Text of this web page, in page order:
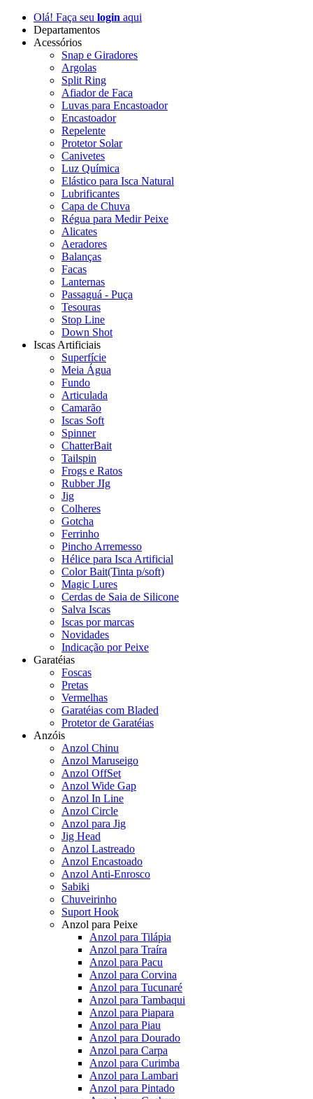
Olá! Faça seu login aqui
Departamentos
Acessórios
Snap e Giradores
Argolas
Split Ring
Afiador de Faca
Luvas para Encastoador
Encastoador
Repelente
Protetor Solar
Canivetes
Luz Química
Elástico para Isca Natural
Lubrificantes
Capa de Chuva
Régua para Medir Peixe
Alicates
Aeradores
Balanças
Facas
Lanternas
Passaguá - Puça
Tesouras
Stop Line
Down Shot
Iscas Artificiais
Superfície
Meia Água
Fundo
Articulada
Camarão
Iscas Soft
Spinner
ChatterBait
Tailspin
Frogs e Ratos
Rubber JIg
Jig
Colheres
Gotcha
Ferrinho
Pincho Arremesso
Hélice para Isca Artificial
Color Bait(Tinta p/soft)
Magic Lures
Cerdas de Saia de Silicone
Salva Iscas
Iscas por marcas
Novidades
Indicação por Peixe
Garatéias
Foscas
Pretas
Vermelhas
Garatéias com Bladed
Protetor de Garatéias
Anzóis
Anzol Chinu
Anzol Maruseigo
Anzol OffSet
Anzol Wide Gap
Anzol In Line
Anzol Circle
Anzol para Jig
Jig Head
Anzol Lastreado
Anzol Encastoado
Anzol Anti-Enrosco
Sabiki
Chuveirinho
Suport Hook
Anzol para Peixe
Anzol para Tilápia
Anzol para Traíra
Anzol para Pacu
Anzol para Corvina
Anzol para Tucunaré
Anzol para Tambaqui
Anzol para Piapara
Anzol para Piau
Anzol para Dourado
Anzol para Carpa
Anzol para Curimba
Anzol para Lambari
Anzol para Pintado